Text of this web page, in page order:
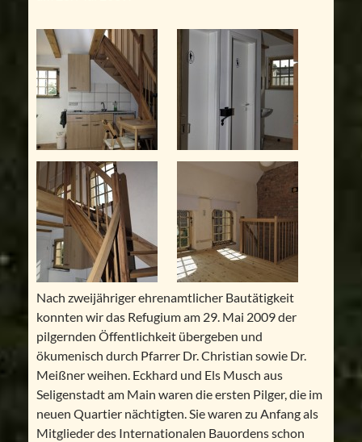
Nach zweijähriger ehrenamtlicher Bautätigkeit
konnten wir das Refugium am 29. Mai 2009 der
pilgernden Öffentlichkeit übergeben und
ökumenisch durch Pfarrer Dr. Christian sowie Dr.
Meißner weihen. Eckhard und Els Musch aus
Seligenstadt am Main waren die ersten Pilger, die im
neuen Quartier nächtigten. Sie waren zu Anfang als
Mitglieder des Internationalen Bauordens schon